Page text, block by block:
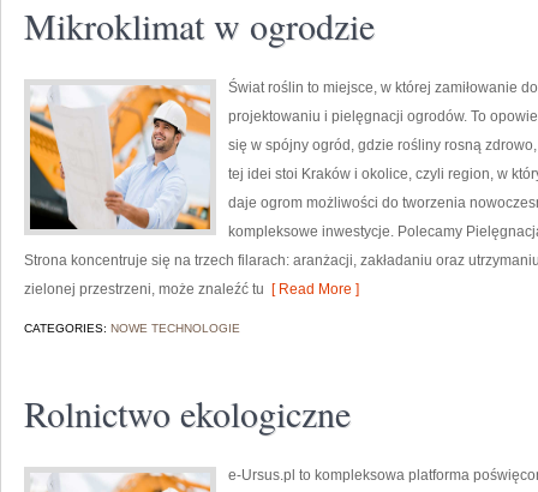
Mikroklimat w ogrodzie
Świat roślin to miejsce, w której zamiłowanie
projektowaniu i pielęgnacji ogrodów. To
się w spójny ogród, gdzie rośliny rosną
tej idei stoi Kraków i okolice, czyli region, w
daje ogrom możliwości do tworzenia
kompleksowe inwestycje. Polecamy
Strona koncentruje się na trzech filarach: aranżacji, zakładaniu oraz
zielonej przestrzeni, może znaleźć tu [ Read More ]
CATEGORIES: NOWE TECHNOLOGIE
Rolnictwo ekologiczne
e-Ursus.pl to kompleksowa platforma